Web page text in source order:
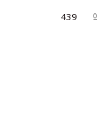
0
439